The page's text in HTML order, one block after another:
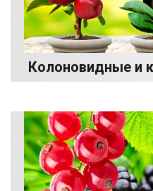
Колоновидные и